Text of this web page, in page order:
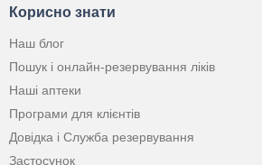
Корисно знати
Наш блог
Пошук і онлайн-резервування ліків
Наші аптеки
Програми для клієнтів
Довідка і Служба резервування
Застосунок